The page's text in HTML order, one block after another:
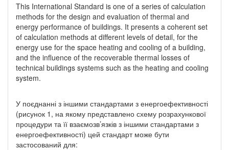
This International Standard is one of a series of calculation
methods for the design and evaluation of thermal and
energy performance of buildings. It presents a coherent set
of calculation methods at different levels of detail, for the
energy use for the space heating and cooling of a building,
and the influence of the recoverable thermal losses of
technical buildings systems such as the heating and cooling
system.
У поєднанні з іншими стандартами з енергоефективності
(рисунок 1, на якому представлено схему розрахункової
процедури та її взаємозв’язків з іншими стандартами з
енергоефективності) цей стандарт може бути
застосований для: